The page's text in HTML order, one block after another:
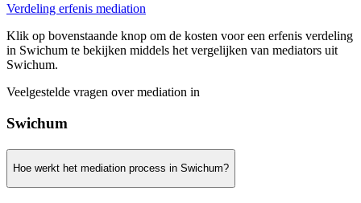
Verdeling erfenis mediation
Klik op bovenstaande knop om de kosten voor een erfenis verdeling
in Swichum te bekijken middels het vergelijken van mediators uit
Swichum.
Veelgestelde vragen over mediation in
Swichum
Hoe werkt het mediation process in Swichum?